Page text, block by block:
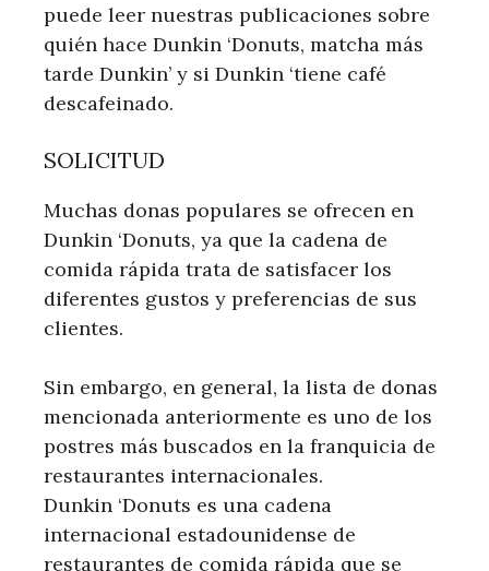
puede leer nuestras publicaciones sobre
quién hace Dunkin ‘Donuts, matcha más
tarde Dunkin’ y si Dunkin ‘tiene café
descafeinado.
SOLICITUD
Muchas donas populares se ofrecen en
Dunkin ‘Donuts, ya que la cadena de
comida rápida trata de satisfacer los
diferentes gustos y preferencias de sus
clientes.
Sin embargo, en general, la lista de donas
mencionada anteriormente es uno de los
postres más buscados en la franquicia de
restaurantes internacionales.
Dunkin ‘Donuts es una cadena
internacional estadounidense de
restaurantes de comida rápida que se